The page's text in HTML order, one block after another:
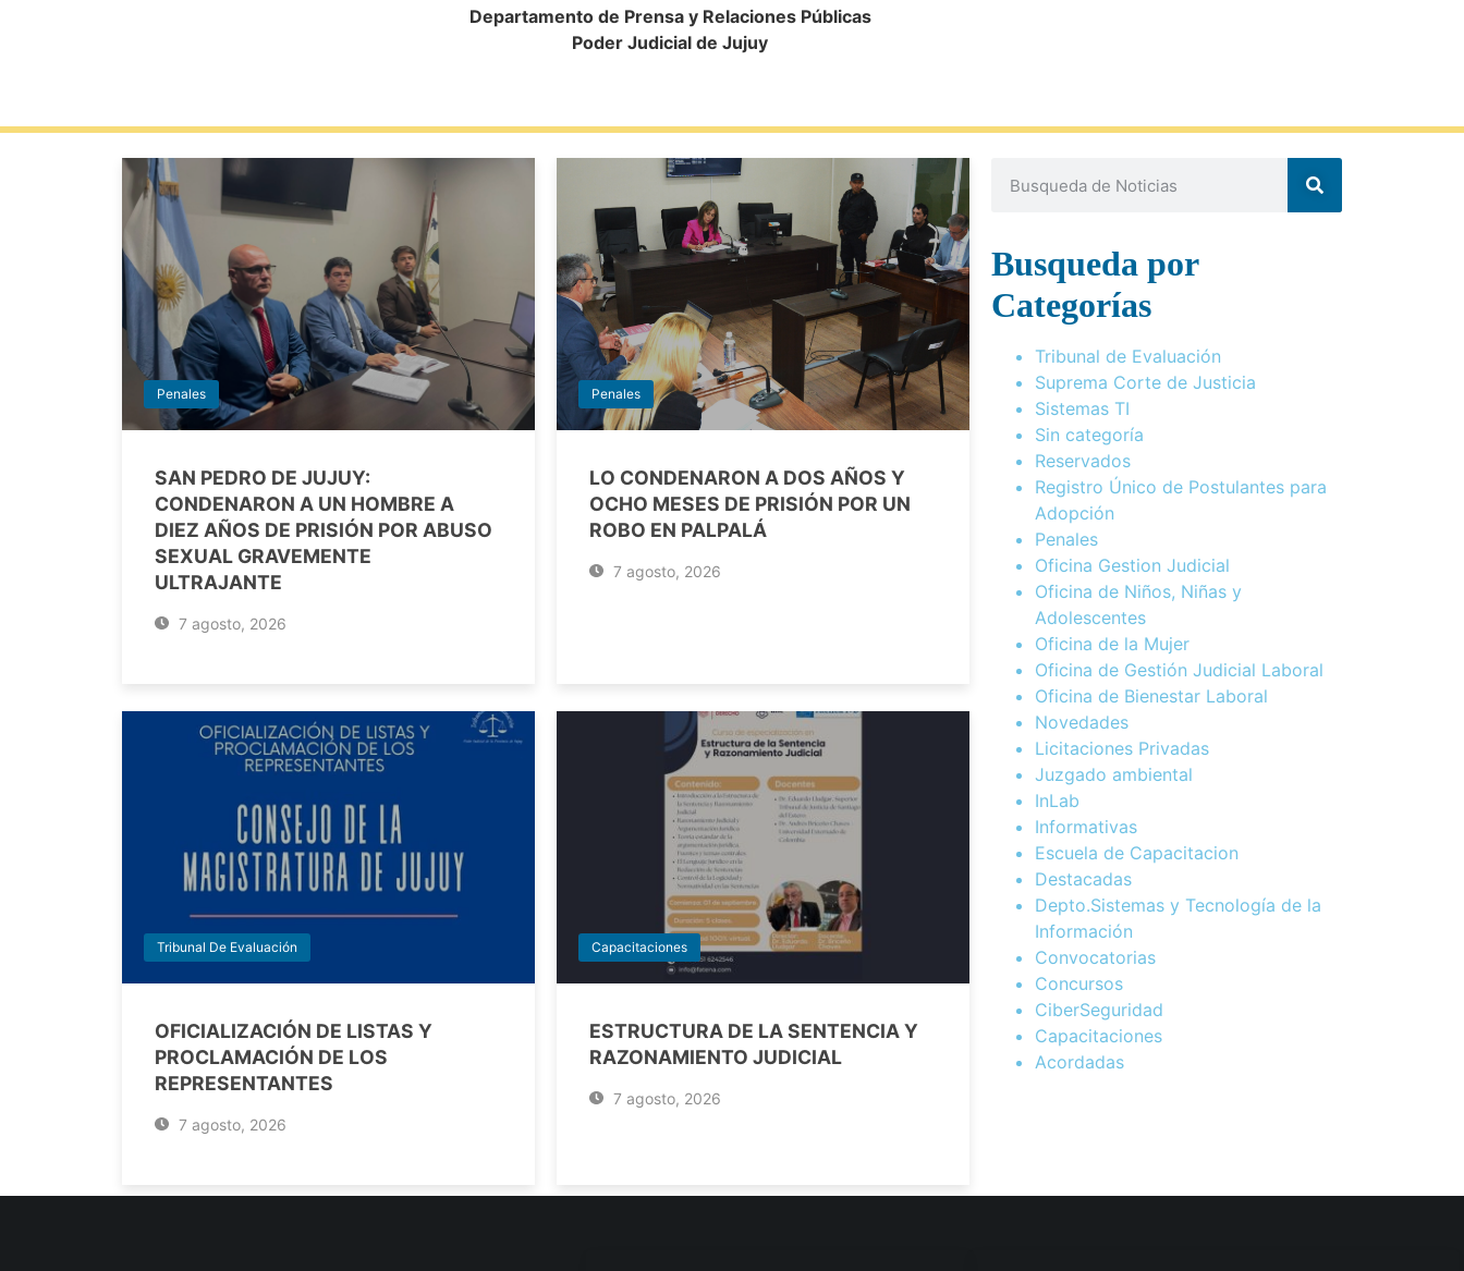
Departamento de Prensa y Relaciones Públicas
Poder Judicial de Jujuy
Penales
SAN PEDRO DE JUJUY:
CONDENARON A UN HOMBRE A
DIEZ AÑOS DE PRISIÓN POR ABUSO
SEXUAL GRAVEMENTE
ULTRAJANTE
7 agosto, 2026
Penales
LO CONDENARON A DOS AÑOS Y
OCHO MESES DE PRISIÓN POR UN
ROBO EN PALPALÁ
7 agosto, 2026
Tribunal De Evaluación
OFICIALIZACIÓN DE LISTAS Y
PROCLAMACIÓN DE LOS
REPRESENTANTES
7 agosto, 2026
Capacitaciones
ESTRUCTURA DE LA SENTENCIA Y
RAZONAMIENTO JUDICIAL
7 agosto, 2026
Busqueda por
Categorías
Tribunal de Evaluación
Suprema Corte de Justicia
Sistemas TI
Sin categoría
Reservados
Registro Único de Postulantes para
Adopción
Penales
Oficina Gestion Judicial
Oficina de Niños, Niñas y
Adolescentes
Oficina de la Mujer
Oficina de Gestión Judicial Laboral
Oficina de Bienestar Laboral
Novedades
Licitaciones Privadas
Juzgado ambiental
InLab
Informativas
Escuela de Capacitacion
Destacadas
Depto.Sistemas y Tecnología de la
Información
Convocatorias
Concursos
CiberSeguridad
Capacitaciones
Acordadas